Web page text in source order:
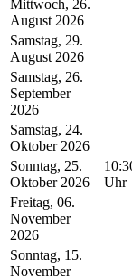
Mittwoch, 26.
August 2026
Samstag, 29.
August 2026
Samstag, 26.
September
2026
Samstag, 24.
Oktober 2026
Sonntag, 25.
Oktober 2026
Uhr
Freitag, 06.
November
2026
Sonntag, 15.
November